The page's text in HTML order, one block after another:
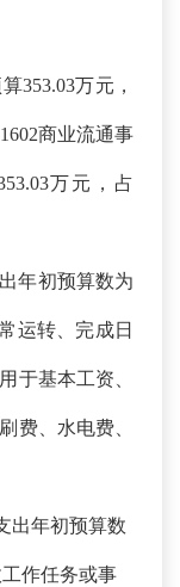
353.03万元，
商业流通事
万元，占
年初预算数为
运转、完成日
于基本工资、
费、水电费、
出年初预算数
作任务或事